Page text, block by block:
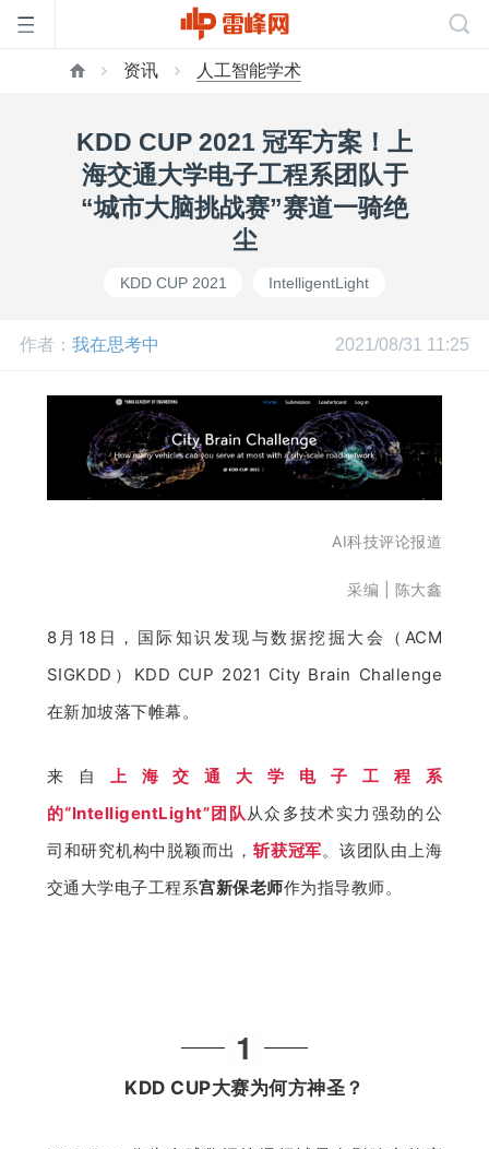
页
心
GAIR
资讯 人工智能学术
KDD CUP 2021 冠军方案！上
海交通大学电子工程系团队于
“城市大脑挑战赛”赛道一骑绝
尘
KDD CUP 2021 IntelligentLight
作者： 我在思考中 2021/08/31 11:25
AI科技评论报道
采编 | 陈大鑫
8月18日，国际知识发现与数据挖掘大会（ACM
SIGKDD）KDD CUP 2021 City Brain Challenge
在新加坡落下帷幕。
来自 上海交通大学电子工程系
的“IntelligentLight”团队从众多技术实力强劲的公
司和研究机构中脱颖而出，斩获冠军。该团队由上海
交通大学电子工程系宫新保老师作为指导教师。
1
KDD CUP大赛为何方神圣？